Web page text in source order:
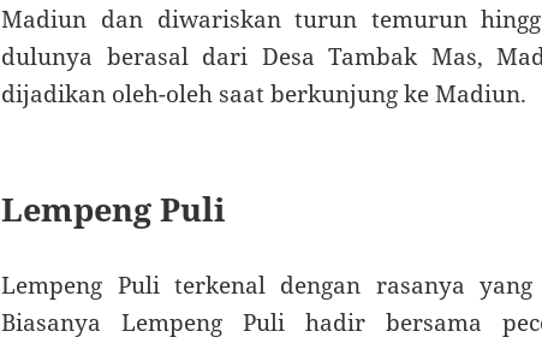
Madiun dan diwariskan turun temurun
dulunya berasal dari Desa Tambak Mas,
dijadikan oleh-oleh saat berkunjung ke Madiun.
Lempeng Puli
Lempeng Puli terkenal dengan rasanya
Biasanya Lempeng Puli hadir bersama